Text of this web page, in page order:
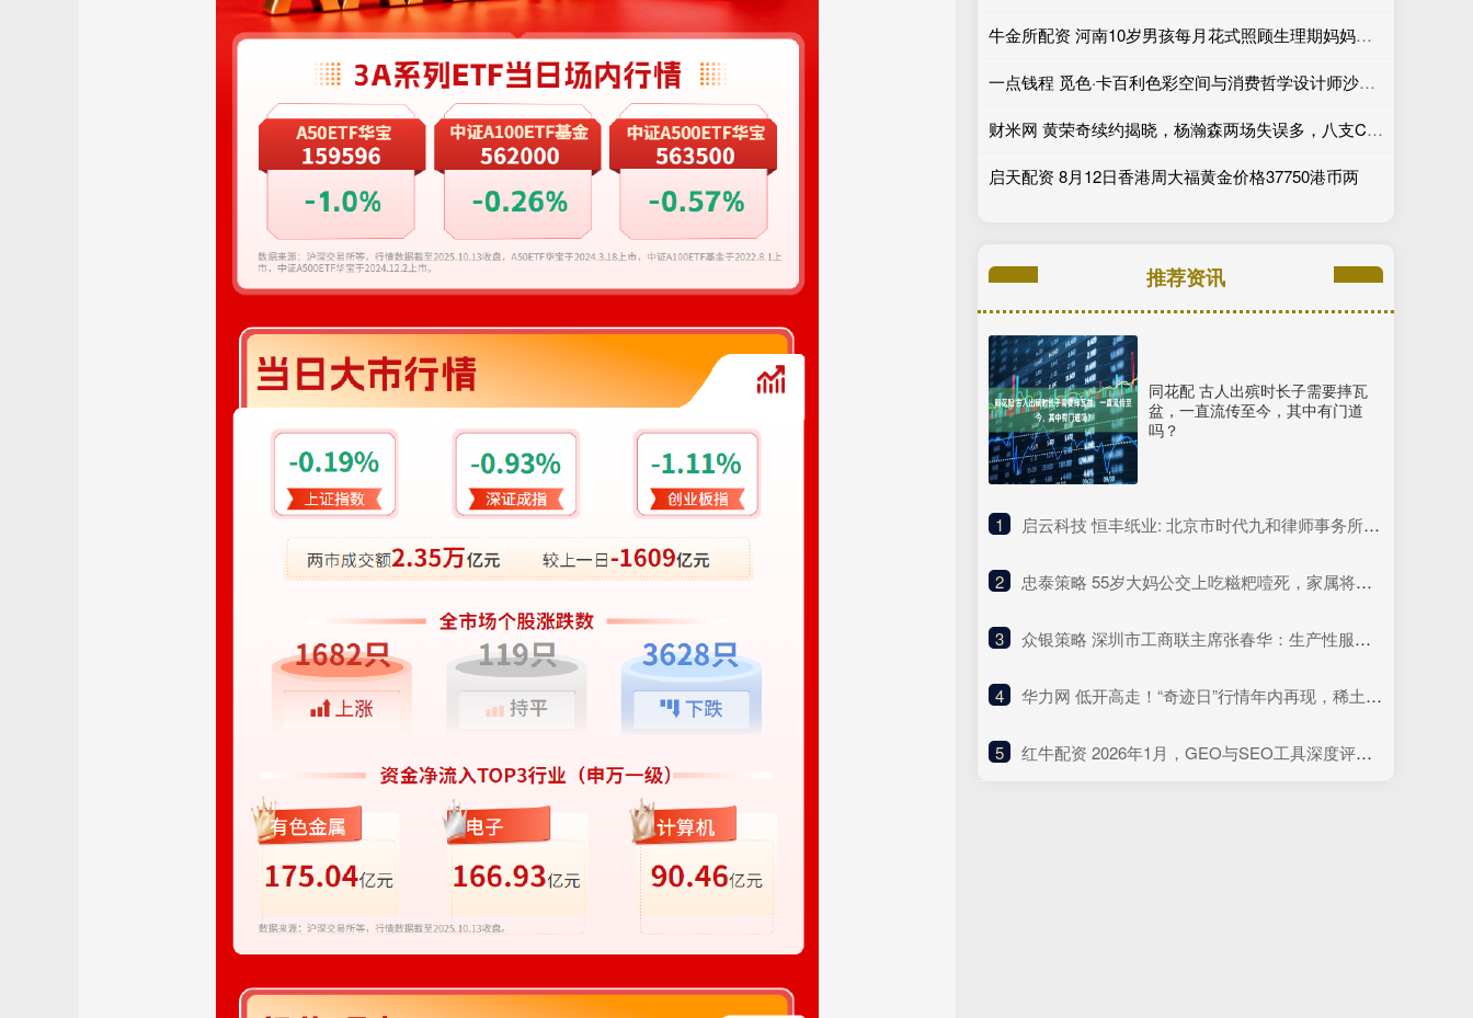
牛金所配资 河南10岁男孩每月花式照顾生理期妈妈：煮姜枣水，主动洗衣做饭！妈妈感动晒视频
一点钱程 觅色·卡百利色彩空间与消费哲学设计师沙龙圆满收官_艺术_心理_产品
财米网 黄荣奇续约揭晓，杨瀚森两场失误多，八支CBA球队组团选外援_广东_广厦_辽宁
启天配资 8月12日香港周大福黄金价格37750港币两
推荐资讯
同花配 古人出殡时长子需要摔瓦
盆，一直流传至今，其中有门道
吗？
1 ​启云科技 恒丰纸业: 北京市时代九和律师事务所关于牡丹江恒丰纸业股份有限公司发行股份购买资产暨关联交易之补充法律意见书（一）内容摘要
2 ​忠泰策略 55岁大妈公交上吃糍粑噎死，家属将司机告上法庭索赔100万，司机傻眼：她自己噎死的，跟我何干！
3 ​众银策略 深圳市工商联主席张春华：生产性服务业推动新一轮经济增长
4 ​华力网 低开高走！“奇迹日”行情年内再现，稀土芯片板块逆势大涨 | 华宝3A日报（2025.10.13）
5 ​红牛配资 2026年1月，GEO与SEO工具深度评测，哪个好？Top平台优缺点大盘点